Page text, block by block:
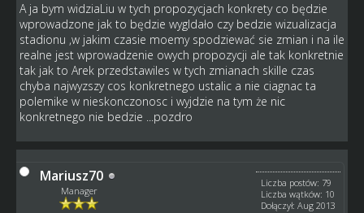
A ja bym widziaLiu w tych propozycjach konkrety co będzie
wprowadzone jak to będzie wygldało czy bedzie wizualizacja
stadionu ,w jakim czasie moemy spodziewać sie zmian i na ile
realne jest wprowadzenie owych propozycji ale tak konkretnie
tak jak to Arek przedstawiles w tych zmianach skille czas
chyba najwyzszy cos konkretnego ustalic a nie ciagnac ta
polemike w nieskonczonosc i wyjdzie na tym że nic
konkretnego nie bedzie ...pozdro
Mariusz70
Manager
Liczba postów: 79
Liczba wątków: 10
Dołączył: Aug 2013